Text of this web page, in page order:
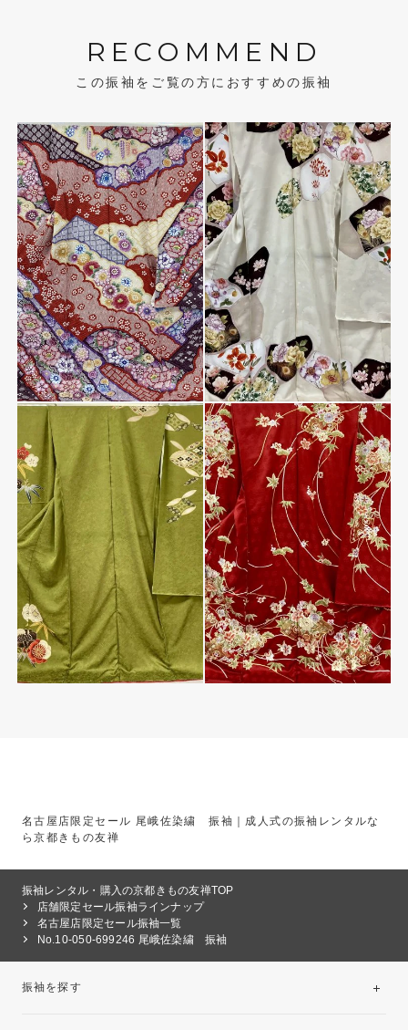
RECOMMEND
この振袖をご覧の方におすすめの振袖
名古屋店限定セール 尾峨佐染繍 振袖｜成人式の振袖レンタルな
ら京都きもの友禅
振袖レンタル・購入の京都きもの友禅TOP
店舗限定セール振袖ラインナップ
名古屋店限定セール振袖一覧
No.10-050-699246 尾峨佐染繍 振袖
振袖を探す